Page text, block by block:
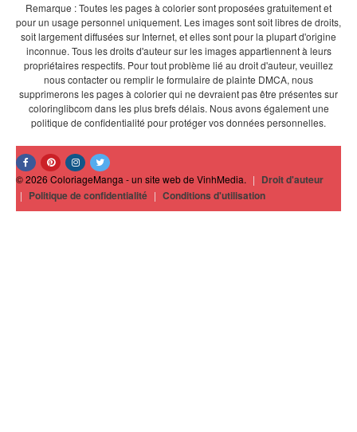
Remarque : Toutes les pages à colorier sont proposées gratuitement et
pour un usage personnel uniquement. Les images sont soit libres de droits,
soit largement diffusées sur Internet, et elles sont pour la plupart d'origine
inconnue. Tous les droits d'auteur sur les images appartiennent à leurs
propriétaires respectifs. Pour tout problème lié au droit d'auteur, veuillez
nous contacter ou remplir le formulaire de plainte DMCA, nous
supprimerons les pages à colorier qui ne devraient pas être présentes sur
coloringlibcom dans les plus brefs délais. Nous avons également une
politique de confidentialité pour protéger vos données personnelles.
© 2026 ColoriageManga - un site web de VinhMedia. | Droit d'auteur
| Politique de confidentialité | Conditions d'utilisation